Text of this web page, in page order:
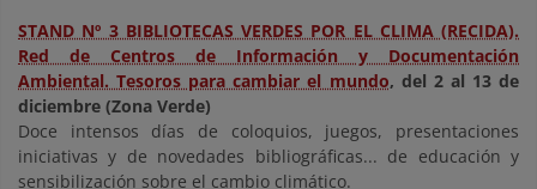
STAND Nº 3 BIBLIOTECAS VERDES POR EL CLIMA (RECIDA).
Red de Centros de Información y Documentación
Ambiental. Tesoros para cambiar el mundo, del 2 al 13 de
diciembre (Zona Verde)
Doce intensos días de coloquios, juegos, presentaciones
iniciativas y de novedades bibliográficas... de educación y
sensibilización sobre el cambio climático.